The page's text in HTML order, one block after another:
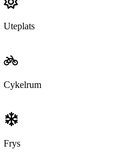
Uteplats
Cykelrum
Frys